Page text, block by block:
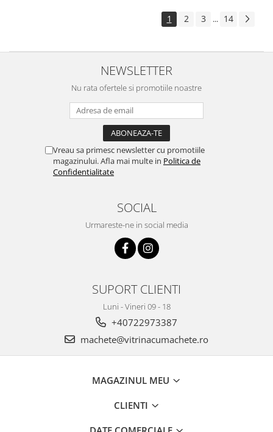
1 2 3 ... 14
NEWSLETTER
Nu rata ofertele si promotiile noastre
Vreau sa primesc newsletter cu promotiile
magazinului. Afla mai multe in Politica de
Confidentialitate
SOCIAL
Urmareste-ne in social media
SUPORT CLIENTI
Luni - Vineri 09 - 18
+40722973387
machete@vitrinacumachete.ro
MAGAZINUL MEU
CLIENTI